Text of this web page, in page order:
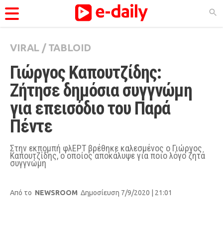
ΚΑΤΗΓΟΡΊΕΣ
Ειδήσεις
Θέματα
Videos
Podcasts
Viral
Life
VIRAL / TABLOID
Γιώργος Καπουτζίδης:
Ζήτησε δημόσια συγγνώμη
για επεισόδιο του Παρά
Πέντε
Στην εκπομπή φλΕΡΤ βρέθηκε καλεσμένος ο Γιώργος
Καπουτζίδης, ο οποίος αποκάλυψε για ποιο λόγο ζητά
συγγνώμη
Από το NEWSROOM Δημοσίευση 7/9/2020 | 21:01